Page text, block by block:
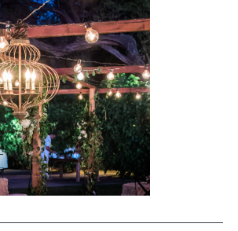
ÜBER UNS
HOCHZEIT
REPORTAGEN